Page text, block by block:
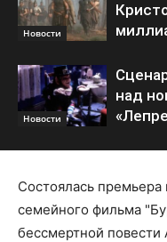
Новости
Новости
над
Состоялась
семейного фильма
бессмертной повести